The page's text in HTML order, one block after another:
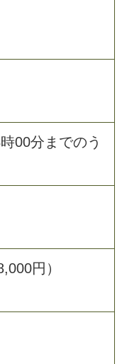
00分までのう
円）